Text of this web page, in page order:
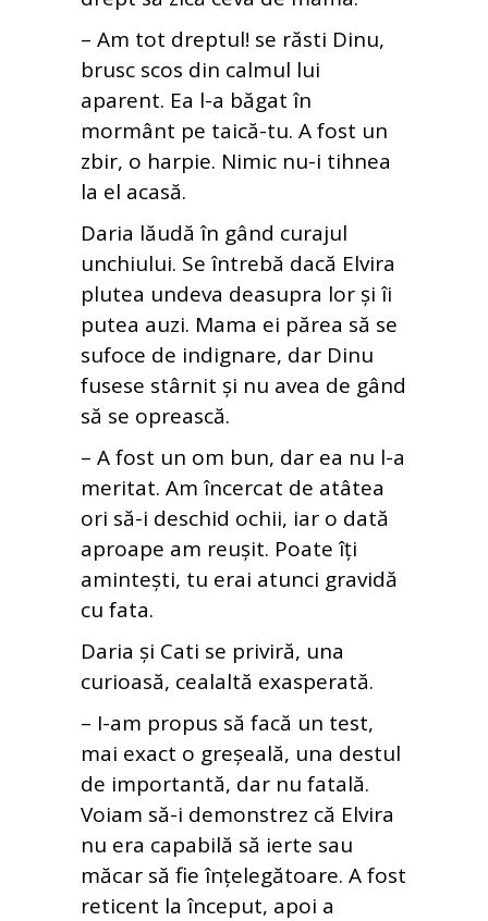
– Am tot dreptul! se răsti Dinu,
brusc scos din calmul lui
aparent. Ea l-a băgat în
mormânt pe taică-tu. A fost un
zbir, o harpie. Nimic nu-i tihnea
la el acasă.
Daria lăudă în gând curajul
unchiului. Se întrebă dacă Elvira
plutea undeva deasupra lor și îi
putea auzi. Mama ei părea să se
sufoce de indignare, dar Dinu
fusese stârnit și nu avea de gând
să se oprească.
– A fost un om bun, dar ea nu l-a
meritat. Am încercat de atâtea
ori să-i deschid ochii, iar o dată
aproape am reușit. Poate îți
amintești, tu erai atunci gravidă
cu fata.
Daria și Cati se priviră, una
curioasă, cealaltă exasperată.
– I-am propus să facă un test,
mai exact o greșeală, una destul
de importantă, dar nu fatală.
Voiam să-i demonstrez că Elvira
nu era capabilă să ierte sau
măcar să fie înțelegătoare. A fost
reticent la început, apoi a